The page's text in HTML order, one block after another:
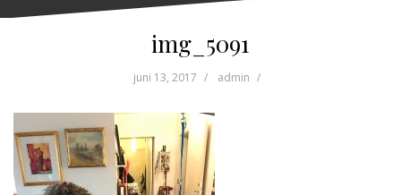
img_5091
juni 13, 2017 admin